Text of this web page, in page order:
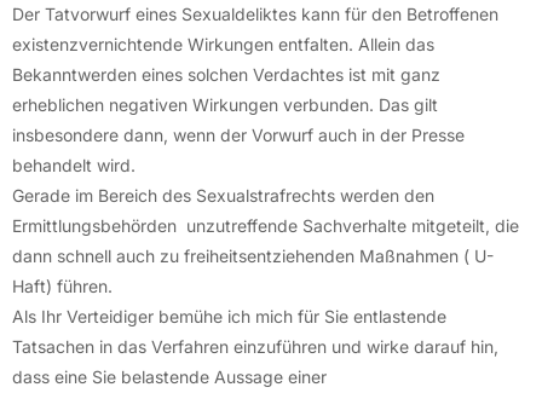
Der Tatvorwurf eines Sexualdeliktes kann für den Betroffenen
existenzvernichtende Wirkungen entfalten. Allein das
Bekanntwerden eines solchen Verdachtes ist mit ganz
erheblichen negativen Wirkungen verbunden. Das gilt
insbesondere dann, wenn der Vorwurf auch in der Presse
behandelt wird.
Gerade im Bereich des Sexualstrafrechts werden den
Ermittlungsbehörden unzutreffende Sachverhalte mitgeteilt, die
dann schnell auch zu freiheitsentziehenden Maßnahmen ( U-
Haft) führen.
Als Ihr Verteidiger bemühe ich mich für Sie entlastende
Tatsachen in das Verfahren einzuführen und wirke darauf hin,
dass eine Sie belastende Aussage einer